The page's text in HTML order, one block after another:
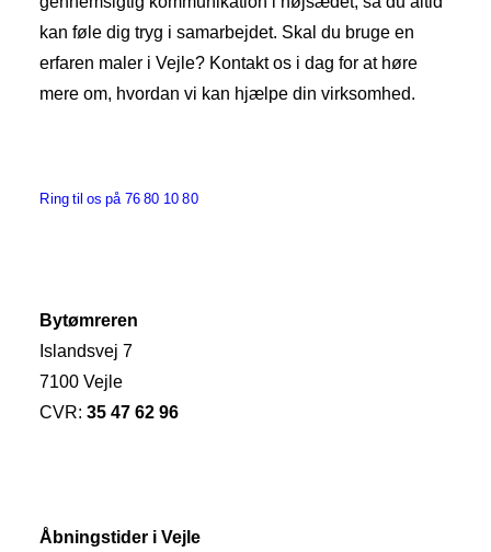
kan føle dig tryg i samarbejdet. Skal du bruge en
erfaren maler i Vejle? Kontakt os i dag for at høre
mere om, hvordan vi kan hjælpe din virksomhed.
Ring til os på 76 80 10 80
Bytømreren
Islandsvej 7
7100 Vejle
CVR: 35 47 62 96
Åbningstider i Vejle